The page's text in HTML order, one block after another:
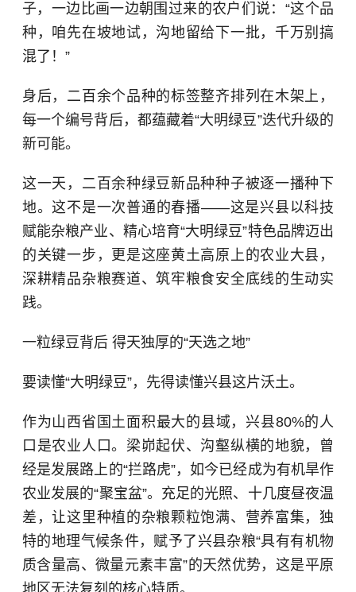
子，一边比画一边朝围过来的农户们说：“这个品
种，咱先在坡地试，沟地留给下一批，千万别搞
混了！”
身后，二百余个品种的标签整齐排列在木架上，
每一个编号背后，都蕴藏着“大明绿豆”迭代升级的
新可能。
这一天，二百余种绿豆新品种种子被逐一播种下
地。这不是一次普通的春播——这是兴县以科技
赋能杂粮产业、精心培育“大明绿豆”特色品牌迈出
的关键一步，更是这座黄土高原上的农业大县，
深耕精品杂粮赛道、筑牢粮食安全底线的生动实
践。
一粒绿豆背后 得天独厚的“天选之地”
要读懂“大明绿豆”，先得读懂兴县这片沃土。
作为山西省国土面积最大的县域，兴县80%的人
口是农业人口。梁峁起伏、沟壑纵横的地貌，曾
经是发展路上的“拦路虎”，如今已经成为有机旱作
农业发展的“聚宝盆”。充足的光照、十几度昼夜温
差，让这里种植的杂粮颗粒饱满、营养富集，独
特的地理气候条件，赋予了兴县杂粮“具有有机物
质含量高、微量元素丰富”的天然优势，这是平原